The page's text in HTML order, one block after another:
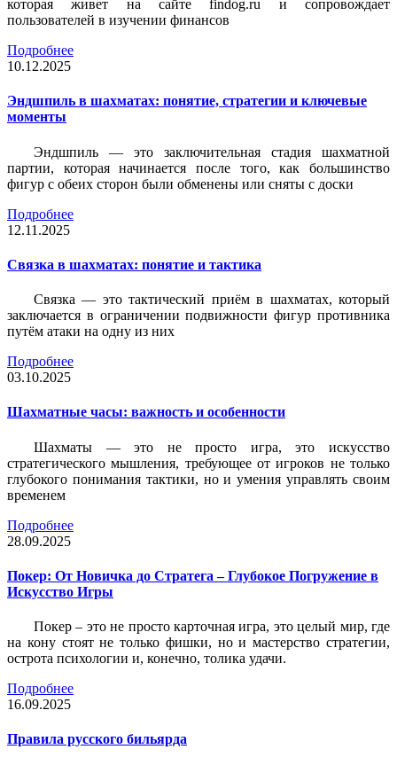
которая живет на сайте findog.ru и сопровождает
пользователей в изучении финансов
Подробнее
10.12.2025
Эндшпиль в шахматах: понятие, стратегии и ключевые
моменты
Эндшпиль — это заключительная стадия шахматной
партии, которая начинается после того, как большинство
фигур с обеих сторон были обменены или сняты с доски
Подробнее
12.11.2025
Связка в шахматах: понятие и тактика
Связка — это тактический приём в шахматах, который
заключается в ограничении подвижности фигур противника
путём атаки на одну из них
Подробнее
03.10.2025
Шахматные часы: важность и особенности
Шахматы — это не просто игра, это искусство
стратегического мышления, требующее от игроков не только
глубокого понимания тактики, но и умения управлять своим
временем
Подробнее
28.09.2025
Покер: От Новичка до Стратега – Глубокое Погружение в
Искусство Игры
Покер – это не просто карточная игра, это целый мир, где
на кону стоят не только фишки, но и мастерство стратегии,
острота психологии и, конечно, толика удачи.
Подробнее
16.09.2025
Правила русского бильярда